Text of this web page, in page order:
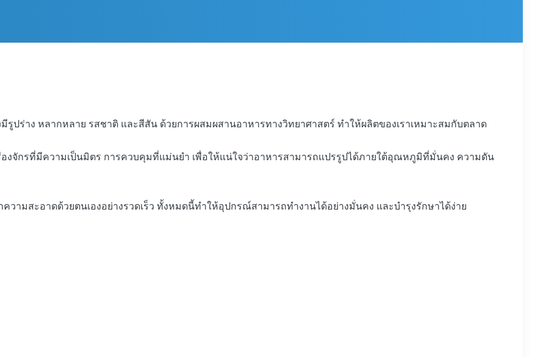
รูปร่าง หลากหลาย รสชาติ และสีสัน ด้วยการผสมผสานอาหารทางวิทยาศาสตร์ ทําให้ผลิตของเราเหมาะสมกับตลาด
งจักรที่มีความเป็นมิตร การควบคุมที่แม่นยํา เพื่อให้แน่ใจว่าอาหารสามารถแปรรูปได้ภายใต้อุณหภูมิที่มั่นคง ความดัน
ามสะอาดด้วยตนเองอย่างรวดเร็ว ทั้งหมดนี้ทําให้อุปกรณ์สามารถทํางานได้อย่างมั่นคง และบํารุงรักษาได้ง่าย